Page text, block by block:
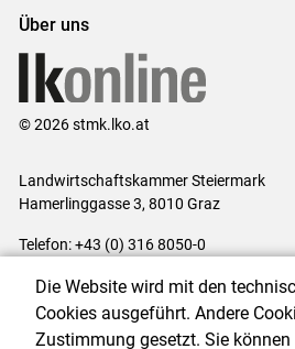
Über uns
© 2026 stmk.lko.at
Landwirtschaftskammer Steiermark
Hamerlinggasse 3, 8010 Graz
Telefon: +43 (0) 316 8050-0
Impressum|Kontakt|
Cookie-Einstellungen
Die Website wird mit den
Cookies ausgeführt. Andere
Zustimmung gesetzt. Sie